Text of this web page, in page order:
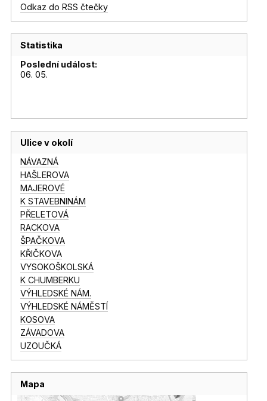
Odkaz do RSS čtečky
Statistika
Poslední událost:
06. 05.
Ulice v okolí
NÁVAZNÁ
HAŠLEROVA
MAJEROVÉ
K STAVEBNINÁM
PŘELETOVÁ
RACKOVA
ŠPAČKOVA
KŘIČKOVA
VYSOKOŠKOLSKÁ
K CHUMBERKU
VÝHLEDSKÉ NÁM.
VÝHLEDSKÉ NÁMĚSTÍ
KOSOVA
ZÁVADOVA
UZOUČKÁ
Mapa